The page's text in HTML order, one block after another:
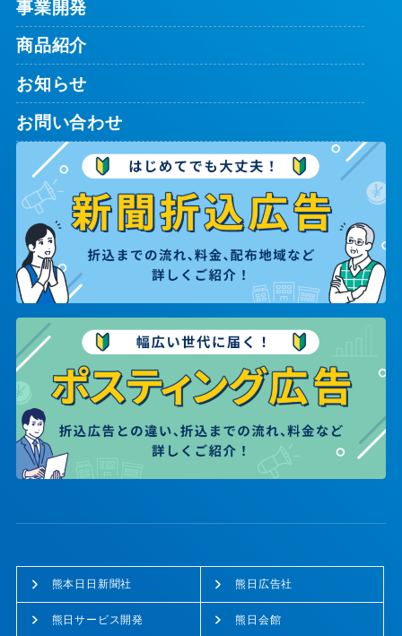
事業開発
商品紹介
お知らせ
お問い合わせ
熊本日日新聞社 熊日広告社
熊日サービス開発 熊日会館